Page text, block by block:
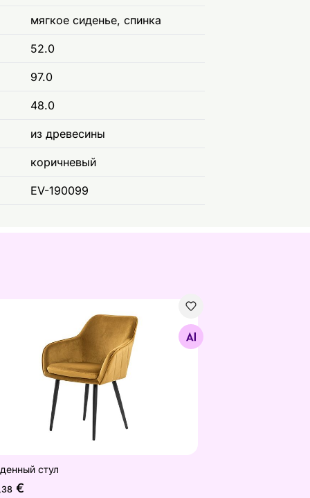
мягкое сиденье, спинка
52.0
97.0
48.0
из древесины
коричневый
EV-190099
Найдите похожие
стул
,38€